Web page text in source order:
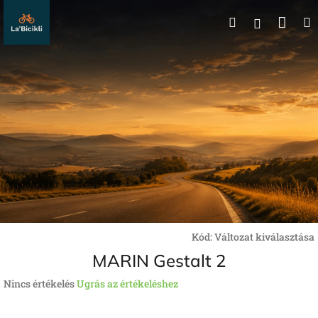
tartalomhoz
Keresés
Kód:Változat kiválasztása
MARIN Gestalt 2
A
Nincs értékelésUgrás az értékeléshez